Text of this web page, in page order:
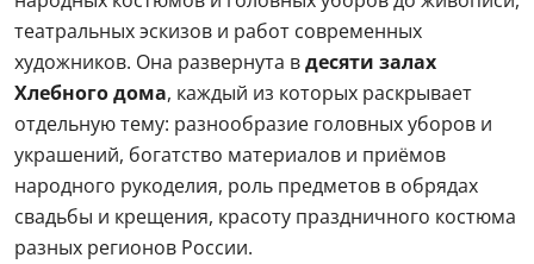
театральных эскизов и работ современных
художников. Она развернута вдесяти залах
Хлебного дома, каждый из которых раскрывает
отдельную тему: разнообразие головных уборов и
украшений, богатство материалов и приёмов
народного рукоделия, роль предметов в обрядах
свадьбы и крещения, красоту праздничного костюма
разных регионов России.